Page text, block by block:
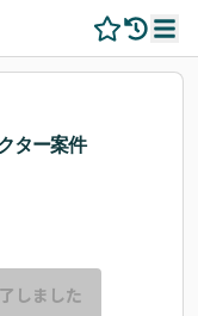
ター案件
しました